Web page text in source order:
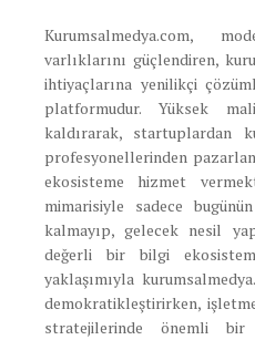
Kurumsalmedya.com,
varlıklarını güçlendiren,
ihtiyaçlarına yenilikçi
platformudur. Yüksek
kaldırarak, startuplardan
profesyonellerinden
ekosisteme hizmet
mimarisiyle sadece
kalmayıp, gelecek nesil
değerli bir bilgi
yaklaşımıyla
demokratikleştirirken,
stratejilerinde önemli bir